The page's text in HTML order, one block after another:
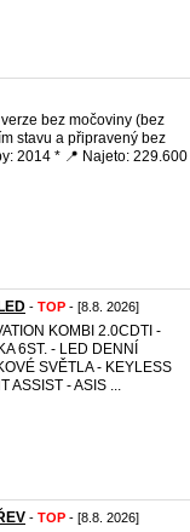
bez močoviny (bez
stavu a připravený bez
2014 * 📍 Najeto: 229.600
- TOP - [8.8. 2026]
KOMBI 2.0CDTI -
6ST. - LED DENNÍ
SVĚTLA - KEYLESS
ASSIST - ASIS ...
- TOP - [8.8. 2026]